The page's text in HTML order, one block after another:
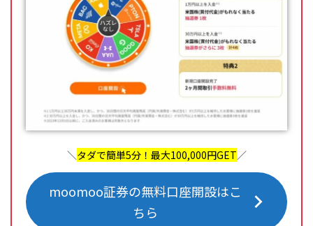
＼タダで簡単5分！最大100,000円GET／
moomoo証券の無料口座開設はこ
ちら